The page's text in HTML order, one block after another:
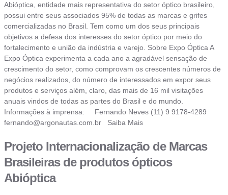
Abióptica, entidade mais representativa do setor óptico brasileiro,
possui entre seus associados 95% de todas as marcas e grifes
comercializadas no Brasil. Tem como um dos seus principais
objetivos a defesa dos interesses do setor óptico por meio do
fortalecimento e união da indústria e varejo. Sobre Expo Óptica A
Expo Óptica experimenta a cada ano a agradável sensação de
crescimento do setor, como comprovam os crescentes números de
negócios realizados, do número de interessados em expor seus
produtos e serviços além, claro, das mais de 16 mil visitações
anuais vindos de todas as partes do Brasil e do mundo.
Informações à imprensa: Fernando Neves (11) 9 9178-4289
fernando@argonautas.com.br Saiba Mais
Projeto Internacionalização de Marcas
Brasileiras de produtos ópticos
Abióptica